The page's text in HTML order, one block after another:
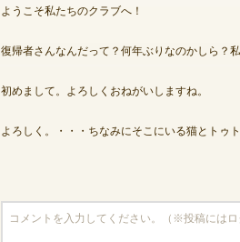
ようこそ私たちのクラブへ！
復帰者さんなんだって？何年ぶりなのかしら？
初めまして。よろしくおねがいしますね。
よろしく。・・・ちなみにそこにいる猫とトゥ